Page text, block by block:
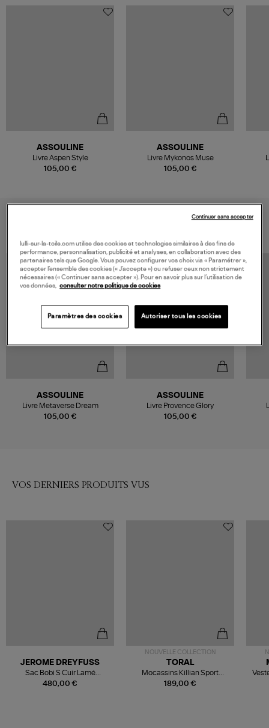
105,00 €
ASSOULINE
Livre Aspen Style
105,00 €
ASSOULINE
Livre Mykonos Muse
105,00 €
ASSOULINE
Livre Metaverse Dream
105,00 €
ASSOULINE
Livre Provence Glory
VOS DERNIERS PRODUITS VUS
480,00 €
JEROME DREYFUSS
Sac Bobi S Cuir Lamé
Champagne
NOUVELLE COLLECTION
189,00 €
TORAL
Mocassins Killian Sport
Mousse
lulli-sur-la-toile.com utilise des cookies et technologies similaires à des fins de
performance, personnalisation, publicité et analyses, en collaboration avec des
partenaires tels que Google. Vous pouvez configurer vos choix via « Paramétrer »,
accepter l’ensemble des cookies (« J’accepte ») ou refuser ceux non strictement
nécessaires (« Continuer sans accepter »). Pour en savoir plus sur l’utilisation de
vos données, consulter notre politique de cookies
Paramètres des cookies Autoriser tous les cookies
Continuer sans accepter